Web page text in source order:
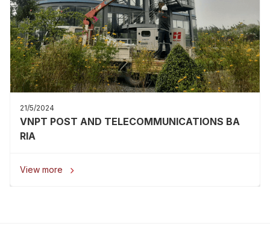
21/5/2024
VNPT POST AND TELECOMMUNICATIONS BA
RIA
View more 